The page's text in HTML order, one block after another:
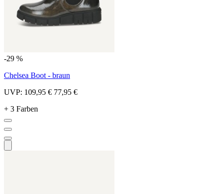
-29 %
Chelsea Boot - braun
UVP: 109,95 € 77,95 €
+ 3 Farben